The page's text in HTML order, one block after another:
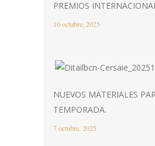
PREMIOS
10 octubre, 2025
NUEVOS MATERIALES
TEMPORADA.
7 octubre, 2025